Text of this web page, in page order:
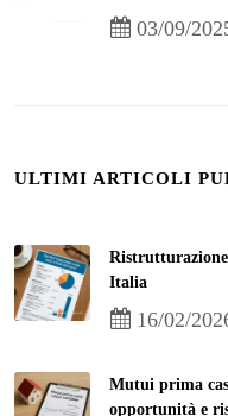
03/09/
ULTIMI ARTICOLI
Ristrutturazione
Italia
16/02/
Mutui prima
opportunità e